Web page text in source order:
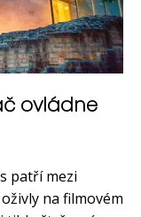
ovládne
patří mezi
na filmovém